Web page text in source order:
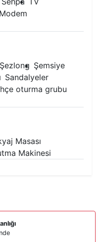
Şezlong Şemsiye
Sandalyeler
oturma grubu
Masası
Makinesi